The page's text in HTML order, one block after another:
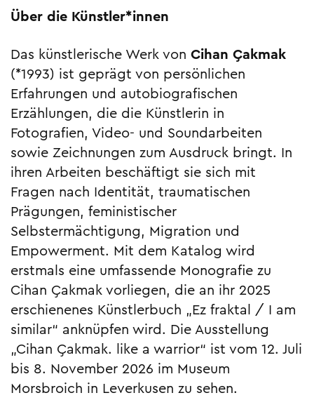
Über die Künstler*innen
Das künstlerische Werk von Cihan Çakmak
(*1993) ist geprägt von persönlichen
Erfahrungen und autobiografischen
Erzählungen, die die Künstlerin in
Fotografien, Video- und Soundarbeiten
sowie Zeichnungen zum Ausdruck bringt. In
ihren Arbeiten beschäftigt sie sich mit
Fragen nach Identität, traumatischen
Prägungen, feministischer
Selbstermächtigung, Migration und
Empowerment. Mit dem Katalog wird
erstmals eine umfassende Monografie zu
Cihan Çakmak vorliegen, die an ihr 2025
erschienenes Künstlerbuch „Ez fraktal / I am
similar“ anknüpfen wird. Die Ausstellung
„Cihan Çakmak. like a warrior“ ist vom 12. Juli
bis 8. November 2026 im Museum
Morsbroich in Leverkusen zu sehen.